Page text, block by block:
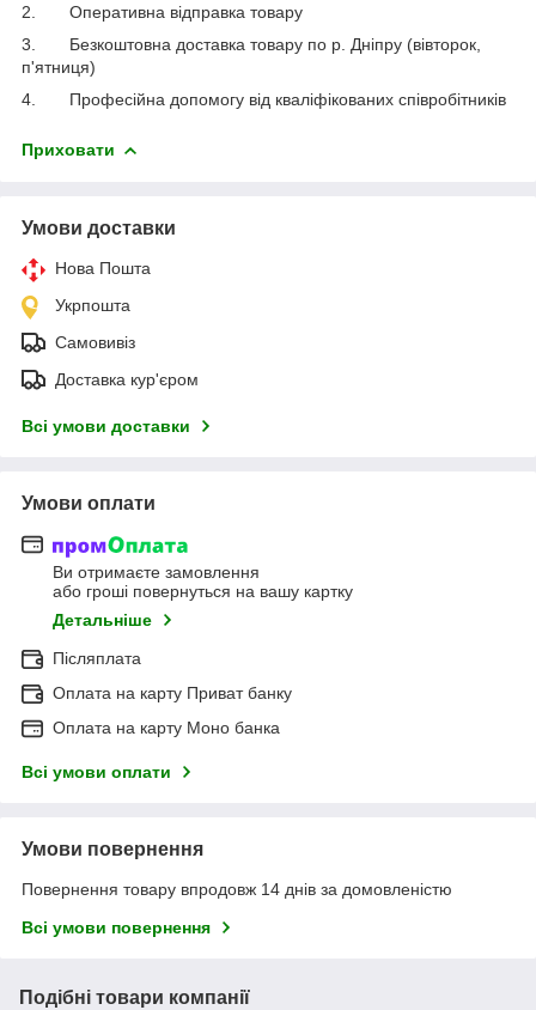
2.
Оперативна відправка товару
3.
Безкоштовна доставка товару по р. Дніпру (вівторок,
п'ятниця)
4.
Професійна допомогу від кваліфікованих співробітників
Приховати
Умови доставки
Нова Пошта
Укрпошта
Самовивіз
Доставка кур'єром
Всі умови доставки
Умови оплати
Ви отримаєте замовлення
або гроші повернуться на вашу картку
Детальніше
Післяплата
Оплата на карту Приват банку
Оплата на карту Моно банка
Всі умови оплати
Умови повернення
Повернення товару впродовж 14 днів за домовленістю
Всі умови повернення
Подібні товари компанії